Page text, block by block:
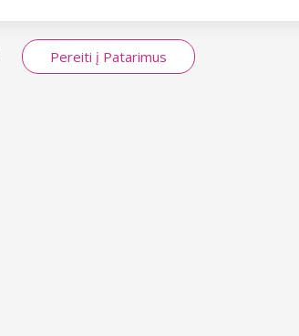
Pereiti į Patarimus